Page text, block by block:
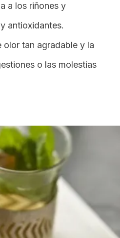
a los riñones y
antioxidantes.
olor tan agradable y la
o las molestias